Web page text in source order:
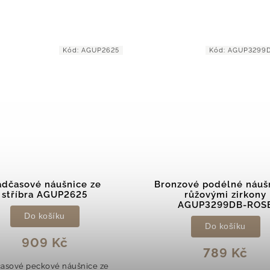
podélné náušnice s
růžovými zirkony
AGUP3299DB-ROSE
Do košíku
AGUP3299DB-ROSE
Elegantní perlové
AGUP1321PL
629 Kč
Do košíku
Kód: